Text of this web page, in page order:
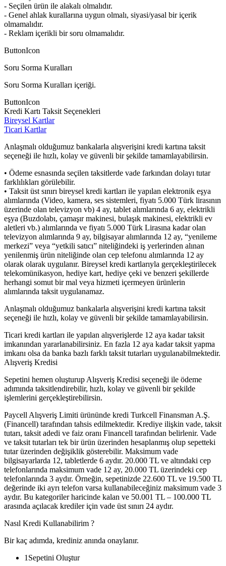
- Seçilen ürün ile alakalı olmalıdır.
- Genel ahlak kurallarına uygun olmalı, siyasi/yasal bir içerik
olmamalıdır.
- Reklam içerikli bir soru olmamalıdır.
ButtonIcon
Soru Sorma Kuralları
Soru Sorma Kuralları içeriği.
ButtonIcon
Kredi Kartı Taksit Seçenekleri
Bireysel Kartlar
Ticari Kartlar
Anlaşmalı olduğumuz bankalarla alışverişini kredi kartına taksit
seçeneği ile hızlı, kolay ve güvenli bir şekilde tamamlayabilirsin.
• Ödeme esnasında seçilen taksitlerde vade farkından dolayı tutar
farklılıkları görülebilir.
• Taksit üst sınırı bireysel kredi kartları ile yapılan elektronik eşya
alımlarında (Video, kamera, ses sistemleri, fiyatı 5.000 Türk lirasının
üzerinde olan televizyon vb) 4 ay, tablet alımlarında 6 ay, elektrikli
eşya (Buzdolabı, çamaşır makinesi, bulaşık makinesi, elektrikli ev
aletleri vb.) alımlarında ve fiyatı 5.000 Türk Lirasına kadar olan
televizyon alımlarında 9 ay, bilgisayar alımlarında 12 ay, “yenileme
merkezi” veya “yetkili satıcı” niteliğindeki iş yerlerinden alınan
yenilenmiş ürün niteliğinde olan cep telefonu alımlarında 12 ay
olarak olarak uygulanır. Bireysel kredi kartlarıyla gerçekleştirilecek
telekomünikasyon, hediye kart, hediye çeki ve benzeri şekillerde
herhangi somut bir mal veya hizmeti içermeyen ürünlerin
alımlarında taksit uygulanamaz.
Anlaşmalı olduğumuz bankalarla alışverişini kredi kartına taksit
seçeneği ile hızlı, kolay ve güvenli bir şekilde tamamlayabilirsin.
Ticari kredi kartları ile yapılan alışverişlerde 12 aya kadar taksit
imkanından yararlanabilirsiniz. En fazla 12 aya kadar taksit yapma
imkanı olsa da banka bazlı farklı taksit tutarları uygulanabilmektedir.
Alışveriş Kredisi
Sepetini hemen oluşturup Alışveriş Kredisi seçeneği ile ödeme
adımında taksitlendirebilir, hızlı, kolay ve güvenli bir şekilde
işlemlerini gerçekleştirebilirsin.
Paycell Alışveriş Limiti ürününde kredi Turkcell Finansman A.Ş.
(Financell) tarafından tahsis edilmektedir. Krediye ilişkin vade, taksit
tutarı, taksit adedi ve faiz oranı Financell tarafından belirlenir. Vade
ve taksit tutarları tek bir ürün üzerinden hesaplanmış olup sepetteki
tutar üzerinden değişiklik gösterebilir. Maksimum vade
bilgisayarlarda 12, tabletlerde 6 aydır. 20.000 TL ve altındaki cep
telefonlarında maksimum vade 12 ay, 20.000 TL üzerindeki cep
telefonlarında 3 aydır. Örneğin, sepetinizde 22.600 TL ve 19.500 TL
değerinde iki ayrı telefon varsa kullanabileceğiniz maksimum vade 3
aydır. Bu kategoriler haricinde kalan ve 50.001 TL – 100.000 TL
arasında açılacak krediler için vade üst sınırı 24 aydır.
Nasıl Kredi Kullanabilirim ?
Bir kaç adımda, krediniz anında onaylanır.
1 Sepetini Oluştur